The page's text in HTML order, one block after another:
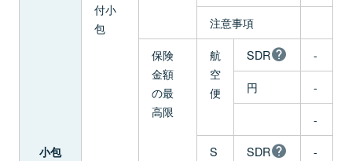
小包
付小
包
注意事項
保険
金額
の最
高限
航
空
便
SDR
-
円
-
-
S
SDR
-